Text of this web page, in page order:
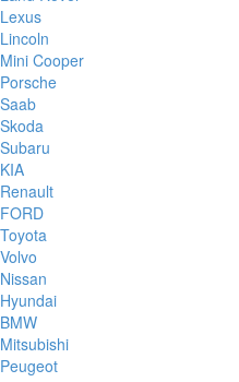
Lexus
Lincoln
Mini Cooper
Porsche
Saab
Skoda
Subaru
KIA
Renault
FORD
Toyota
Volvo
Nissan
Hyundai
BMW
Mitsubishi
Peugeot